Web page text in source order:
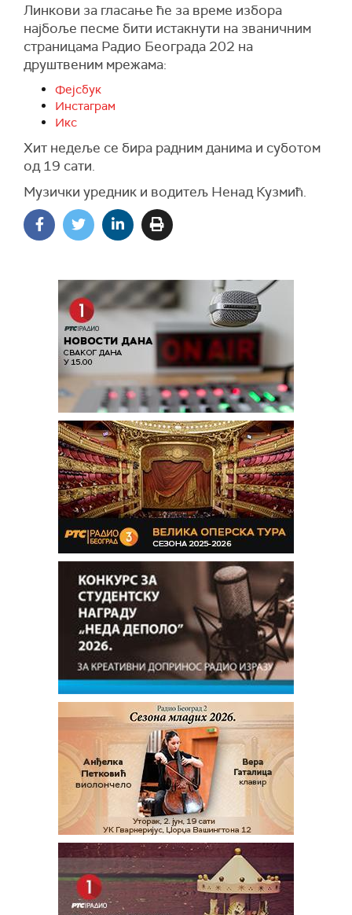
Линкови за гласање ће за време избора
најбоље песме бити истакнути на званичним
страницама Радио Београда 202 на
друштвеним мрежама:
Фејсбук
Инстаграм
Икс
Хит недеље се бира радним данима и суботом
од 19 сати.
Музички уредник и водитељ Ненад Кузмић.